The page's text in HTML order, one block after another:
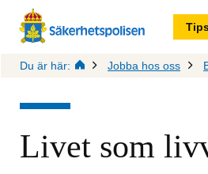
Du är här: Jobba hos oss
Livet som